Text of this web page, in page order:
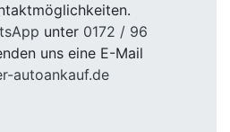
unter 0172 / 96
uns eine E-Mail
autoankauf.de